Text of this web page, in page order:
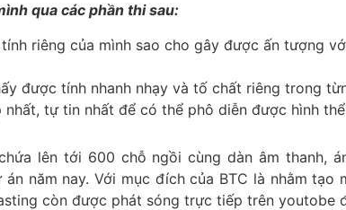
qua các phần thi sau:
riêng của mình sao cho gây được ấn tượng
được tính nhanh nhạy và tố chất riêng trong
tự tin nhất để có thể phô diễn được hình
lên tới 600 chỗ ngồi cùng dàn âm thanh,
năm nay. Với mục đích của BTC là nhằm tạo
còn được phát sóng trực tiếp trên youtobe